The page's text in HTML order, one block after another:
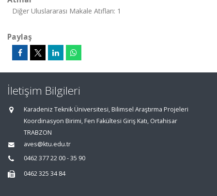
Diğer Uluslararası Makale Atıfları: 1
Paylaş
İletişim Bilgileri
Karadeniz Teknik Üniversitesi, Bilimsel Araştırma Projeleri
Koordinasyon Birimi, Fen Fakültesi Giriş Katı, Ortahisar
TRABZON
aves@ktu.edu.tr
0462 377 22 00 - 35 90
0462 325 34 84